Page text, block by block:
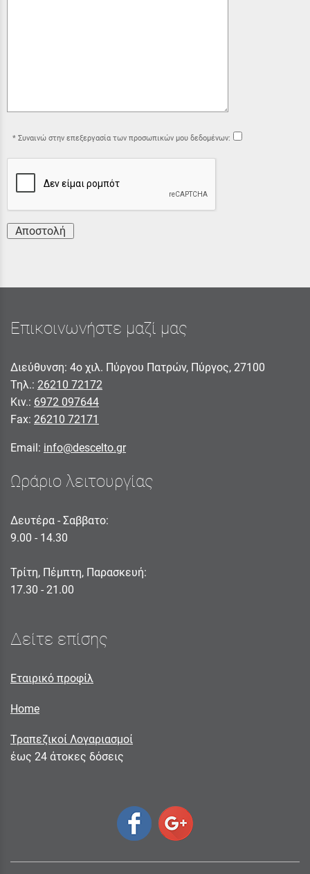
Συναινώ στην επεξεργασία των προσωπικών μου δεδομένων:
Αποστολή
Επικοινωνήστε μαζί μας
Διεύθυνση: 4ο χιλ. Πύργου Πατρών, Πύργος, 27100
Τηλ.: 26210 72172
Κιν.: 6972 097644
Fax: 26210 72171
Email: info@descelto.gr
Ωράριο λειτουργίας
Δευτέρα - Σαββατο:
9.00 - 14.30
Τρίτη, Πέμπτη, Παρασκευή:
17.30 - 21.00
Δείτε επίσης
Εταιρικό προφίλ
Home
Τραπεζικοί Λογαριασμοί
έως 24 άτοκες δόσεις